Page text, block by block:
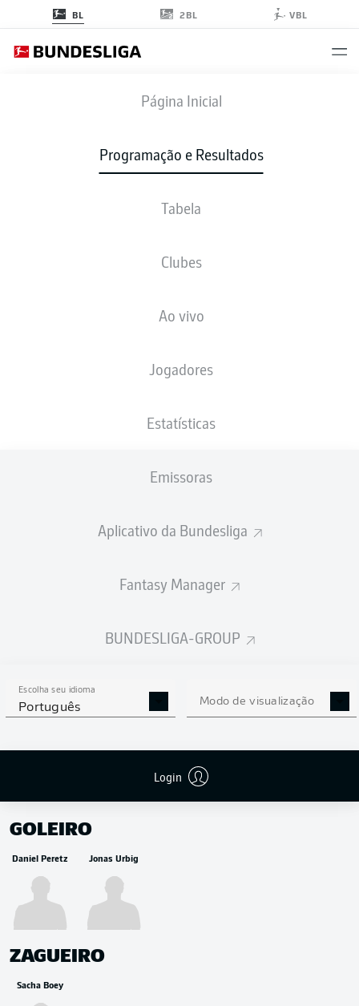
BL 2BL VBL
Página Inicial
Programação e Resultados
Tabela
Clubes
Ao vivo
Jogadores
Estatísticas
Emissoras
Aplicativo da Bundesliga
Fantasy Manager
BUNDESLIGA-GROUP
Escolha seu idioma
Português Modo de visualização
Login
FCB BMG
2 0
ESCALAÇÕES
ESCALAÇÃO INICIAL
Manuel Neuer
Joshua Kimmich
Leon Goretzka
GOLEIRO
Daniel Peretz Jonas Urbig
ZAGUEIRO
Sacha Boey